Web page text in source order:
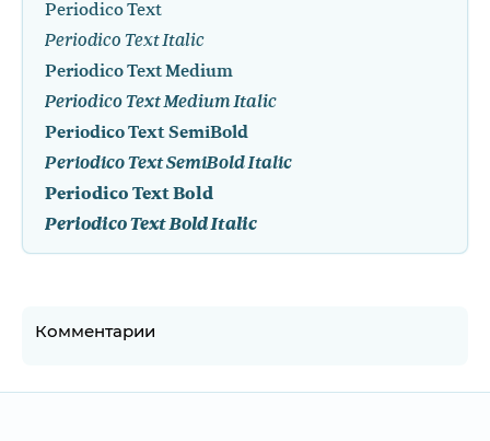
Periodico Text
Periodico Text Italic
Periodico Text Medium
Periodico Text Medium Italic
Periodico Text SemiBold
Periodico Text SemiBold Italic
Periodico Text Bold
Periodico Text Bold Italic
Комментарии